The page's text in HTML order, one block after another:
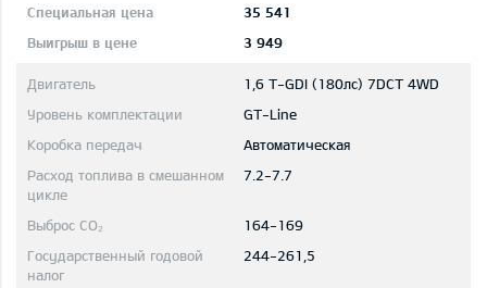
35 541
3 949
1,6 T-GDI (180лс) 7DCT 4WD
GT-Line
Автоматическая
7.2-7.7
164-169
244-261,5